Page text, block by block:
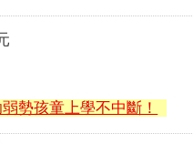
勢孩童上學不中斷！